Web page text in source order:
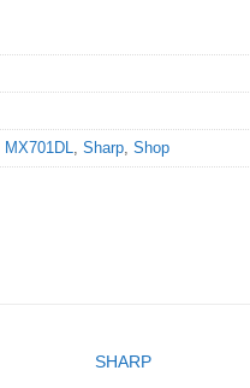
MX701DL, Sharp, Shop
SHARP